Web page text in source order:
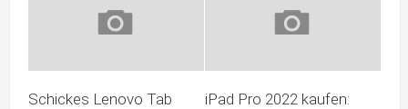
Schickes Lenovo Tab
iPad Pro 2022 kaufen: